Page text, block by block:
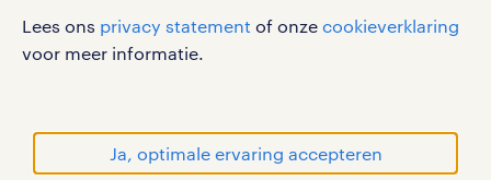
Lees ons privacy statement of onze cookieverklaring
voor meer informatie.
Ja, optimale ervaring accepteren
handelsmerken van Randstad N.V.